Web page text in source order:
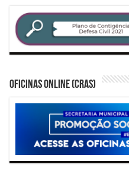
Oficinas Online (CRAS)